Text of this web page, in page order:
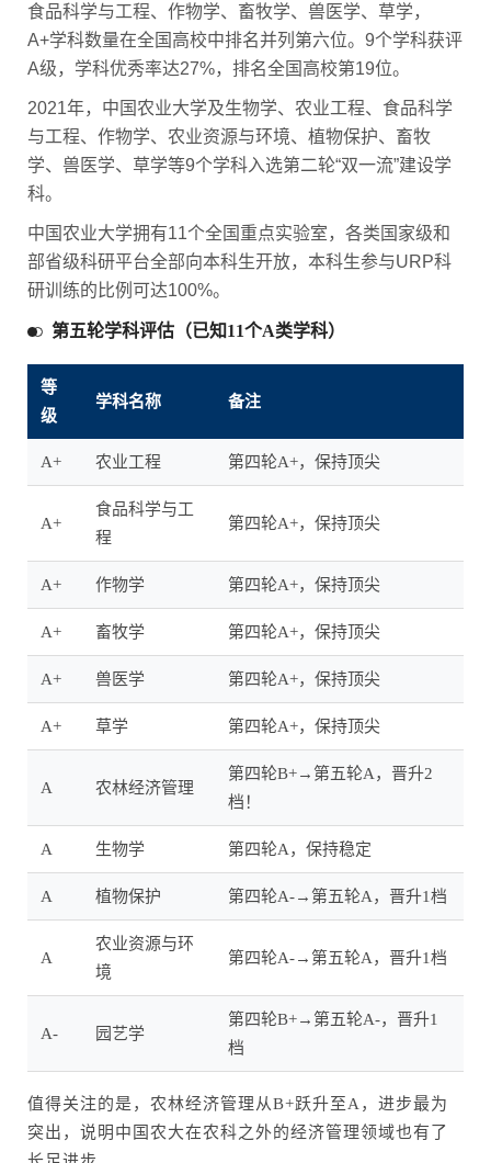
食品科学与工程、作物学、畜牧学、兽医学、草学，
A+学科数量在全国高校中排名并列第六位。9个学科获评
A级，学科优秀率达27%，排名全国高校第19位。
2021年，中国农业大学及生物学、农业工程、食品科学
与工程、作物学、农业资源与环境、植物保护、畜牧
学、兽医学、草学等9个学科入选第二轮“双一流”建设学
科。
中国农业大学拥有11个全国重点实验室，各类国家级和
部省级科研平台全部向本科生开放，本科生参与URP科
研训练的比例可达100%。
第五轮学科评估（已知11个A类学科）
等
级
学科名称 备注
A+ 农业工程 第四轮A+，保持顶尖
A+
食品科学与工
程
第四轮A+，保持顶尖
A+ 作物学 第四轮A+，保持顶尖
A+ 畜牧学 第四轮A+，保持顶尖
A+ 兽医学 第四轮A+，保持顶尖
A+ 草学 第四轮A+，保持顶尖
A 农林经济管理
第四轮B+→第五轮A，晋升2
档！
A 生物学 第四轮A，保持稳定
A 植物保护 第四轮A-→第五轮A，晋升1档
A
农业资源与环
境
第四轮A-→第五轮A，晋升1档
A- 园艺学
第四轮B+→第五轮A-，晋升1
档
值得关注的是，农林经济管理从B+跃升至A，进步最为
突出，说明中国农大在农科之外的经济管理领域也有了